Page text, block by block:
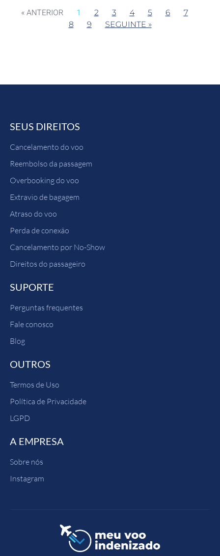
« ANTERIOR 1 2 3 4 5 6
7
8
9 SEGUINTE »
SEUS DIREITOS
Cancelamento do voo
Reembolso da passagem
Overbooking do voo
Extravio de bagagem
Atraso do voo
Perda de conexão
Cancelamento por No-Show
Direitos do passageiro
SUPORTE
Perguntas frequentes
Fale conosco
Blog
OUTROS
Termos de Uso
Política de Privacidade
LGPD
A EMPRESA
Sobre nós
Instagram